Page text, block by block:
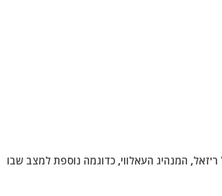
המנהיג העאלווי, כדוגמה נוספת למצב שבו